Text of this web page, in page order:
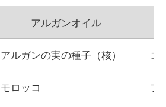
アルガンオイル
アルガンの実の種子（核） コ
モロッコ フ